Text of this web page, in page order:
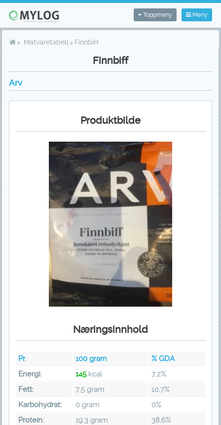
Meny
Toppmeny
Matvaretabell Finnbiff
Finnbiff
Arv
Produktbilde
Næringsinnhold
Pr. 100gram
% GDA
Energi:
145kcal
7,2%
Fett:
7,5 gram
10,7%
Karbohydrat:
0 gram
0%
Protein:
19,3 gram 38,6%